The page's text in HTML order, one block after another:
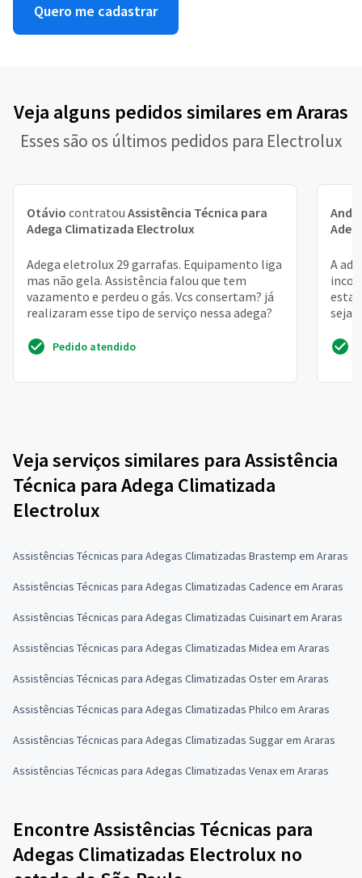
Quero me cadastrar
Veja alguns pedidos similares em Araras
Esses são os últimos pedidos para Electrolux
Otávio contratou Assistência Técnica para
Adega Climatizada Electrolux
Adega eletrolux 29 garrafas. Equipamento liga
mas não gela. Assistência falou que tem
vazamento e perdeu o gás. Vcs consertam? já
realizaram esse tipo de serviço nessa adega?
Pedido atendido
A
seja
Veja serviços similares para Assistência
Técnica para Adega Climatizada
Electrolux
Assistências Técnicas para Adegas Climatizadas Brastemp em Araras
Assistências Técnicas para Adegas Climatizadas Cadence em Araras
Assistências Técnicas para Adegas Climatizadas Cuisinart em Araras
Assistências Técnicas para Adegas Climatizadas Midea em Araras
Assistências Técnicas para Adegas Climatizadas Oster em Araras
Assistências Técnicas para Adegas Climatizadas Philco em Araras
Assistências Técnicas para Adegas Climatizadas Suggar em Araras
Assistências Técnicas para Adegas Climatizadas Venax em Araras
Encontre Assistências Técnicas para
Adegas Climatizadas Electrolux no